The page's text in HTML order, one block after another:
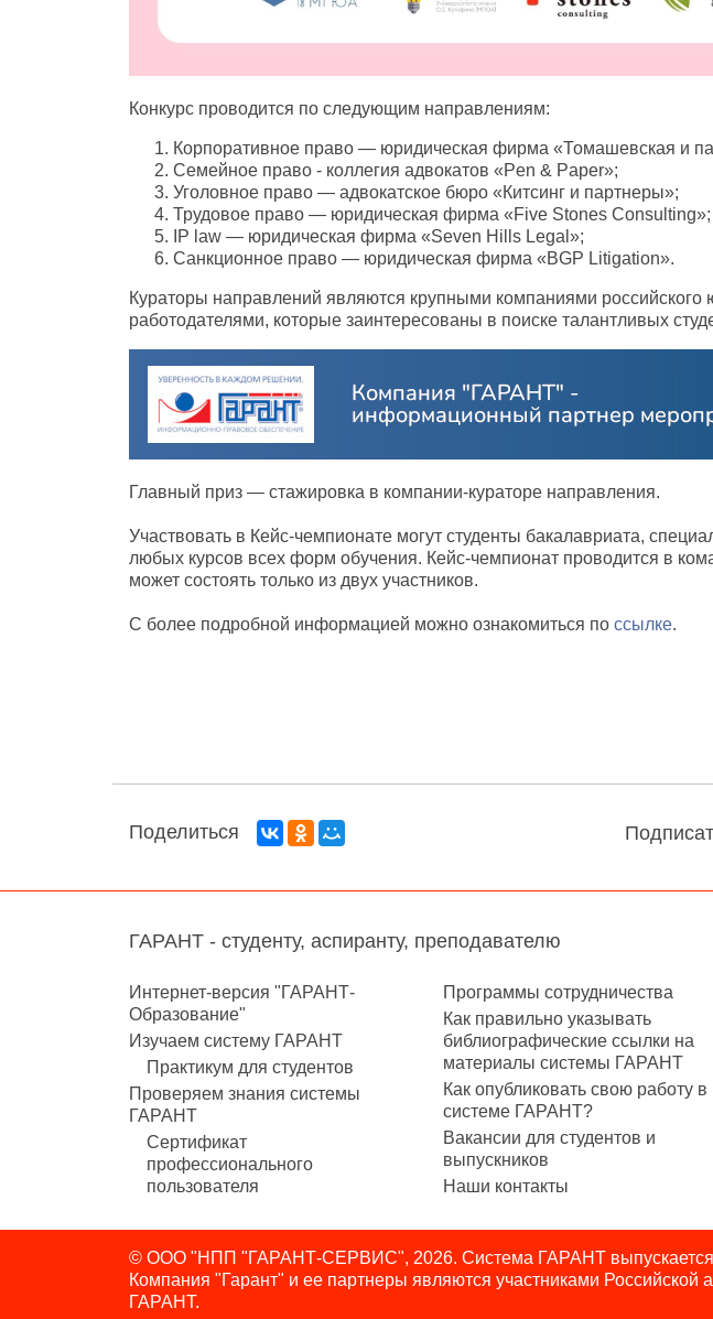
Конкурс проводится по следующим направлениям:
Корпоративное право — юридическая фирма «Томашевская и
Семейное право - коллегия адвокатов «Pen & Paper»;
Уголовное право — адвокатское бюро «Китсинг и партнеры»;
Трудовое право — юридическая фирма «Five Stones Consulting»;
IP law — юридическая фирма «Seven Hills Legal»;
Санкционное право — юридическая фирма «BGP Litigation».
Кураторы направлений являются крупными компаниями
работодателями, которые заинтересованы в поиске талантливых
Главный приз — стажировка в компании-кураторе направления.
Участвовать в Кейс-чемпионате могут студенты бакалавриата,
любых курсов всех форм обучения. Кейс-чемпионат проводится в
может состоять только из двух участников.
С более подробной информацией можно ознакомиться по ссылке.
Поделиться
ГАРАНТ - студенту, аспиранту, преподавателю
Интернет-версия "ГАРАНТ-
Образование"
Изучаем систему ГАРАНТ
Практикум для студентов
Проверяем знания системы
ГАРАНТ
Сертификат
профессионального
пользователя
Программы сотрудничества
Как правильно указывать
библиографические ссылки на
материалы системы ГАРАНТ
Как опубликовать свою работу в
системе ГАРАНТ?
Вакансии для студентов и
выпускников
Наши контакты
© ООО "НПП "ГАРАНТ-СЕРВИС", 2026. Система ГАРАНТ выпускается
Компания "Гарант" и ее партнеры являются участниками
ГАРАНТ.